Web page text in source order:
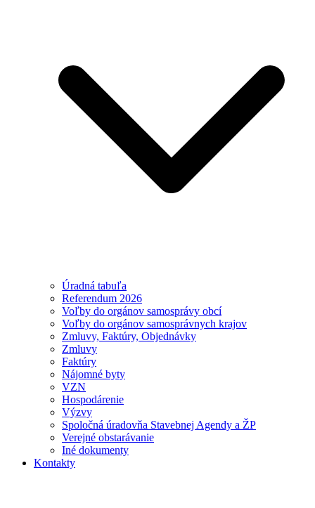
Úradná tabuľa
Referendum 2026
Voľby do orgánov samosprávy obcí
Voľby do orgánov samosprávnych krajov
Zmluvy, Faktúry, Objednávky
Zmluvy
Faktúry
Nájomné byty
VZN
Hospodárenie
Výzvy
Spoločná úradovňa Stavebnej Agendy a ŽP
Verejné obstarávanie
Iné dokumenty
Kontakty